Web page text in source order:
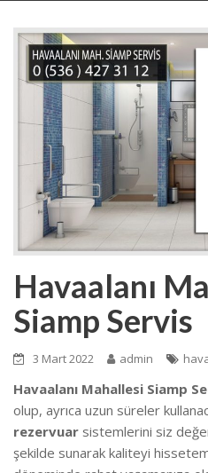
Havaalanı
Siamp Servis
3 Mart 2022 admin
Havaalanı Mahallesi Siamp
olup, ayrıca uzun süreler
rezervuar sistemlerini siz
şekilde sunarak kaliteyi